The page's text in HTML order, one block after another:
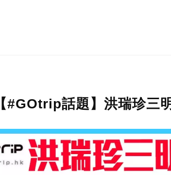
【#GOtrip話題】洪瑞珍三